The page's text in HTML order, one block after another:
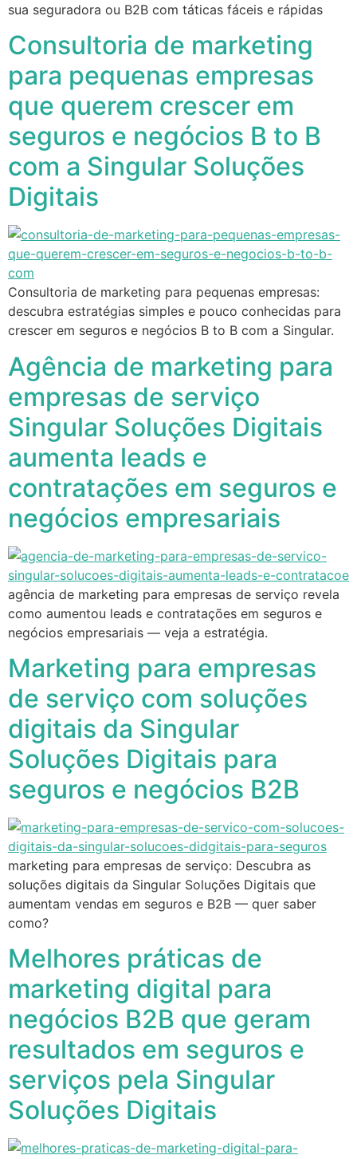
sua seguradora ou B2B com táticas fáceis e rápidas
Consultoria de marketing
para pequenas empresas
que querem crescer em
seguros e negócios B to B
com a Singular Soluções
Digitais
Consultoria de marketing para pequenas empresas:
descubra estratégias simples e pouco conhecidas para
crescer em seguros e negócios B to B com a Singular.
Agência de marketing para
empresas de serviço
Singular Soluções Digitais
aumenta leads e
contratações em seguros e
negócios empresariais
agência de marketing para empresas de serviço revela
como aumentou leads e contratações em seguros e
negócios empresariais — veja a estratégia.
Marketing para empresas
de serviço com soluções
digitais da Singular
Soluções Digitais para
seguros e negócios B2B
marketing para empresas de serviço: Descubra as
soluções digitais da Singular Soluções Digitais que
aumentam vendas em seguros e B2B — quer saber
como?
Melhores práticas de
marketing digital para
negócios B2B que geram
resultados em seguros e
serviços pela Singular
Soluções Digitais